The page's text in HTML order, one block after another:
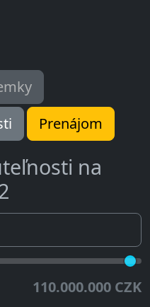
Prenájom
na
110.000.000 CZK